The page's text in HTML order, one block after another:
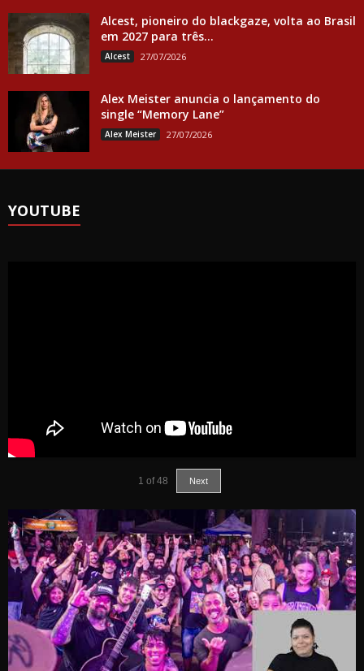
Alcest, pioneiro do blackgaze, volta ao Brasil
em 2027 para três...
Alcest 27/07/2026
Alex Meister anuncia o lançamento do
single “Memory Lane”
Alex Meister 27/07/2026
YOUTUBE
1 of 48 Next